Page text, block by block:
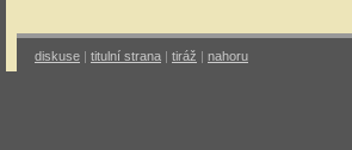
diskuse | titulní strana | tiráž | nahoru